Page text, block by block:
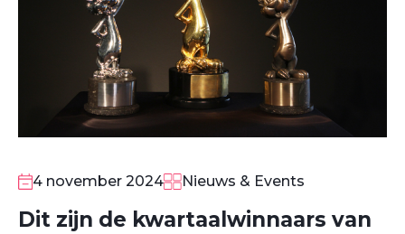
4 november 2024 Nieuws & Events
Dit zijn de kwartaalwinnaars van